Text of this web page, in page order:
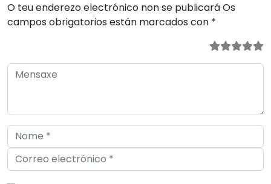
O teu enderezo electrónico non se publicaráOs
campos obrigatorios están marcados con *